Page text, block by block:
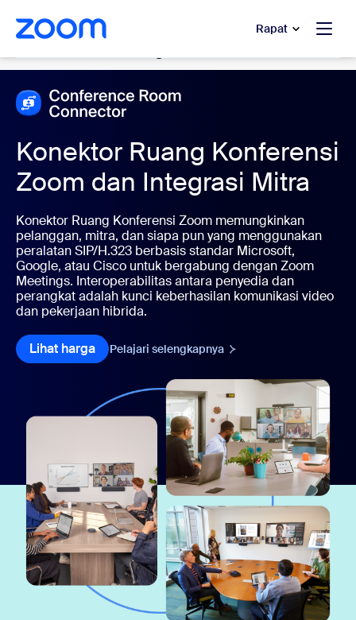
ke konten utama
percakapan bantuan Rapat
Konektor Ruang Konferensi
Zoom dan Integrasi Mitra
Konektor Ruang Konferensi Zoom memungkinkan
pelanggan, mitra, dan siapa pun yang menggunakan
peralatan SIP/H.323 berbasis standar Microsoft,
Google, atau Cisco untuk bergabung dengan Zoom
Meetings. Interoperabilitas antara penyedia dan
perangkat adalah kunci keberhasilan komunikasi video
dan pekerjaan hibrida.
Lihat harga Lihat harga
Pelajari selengkapnya Pelajari Selengkapnya